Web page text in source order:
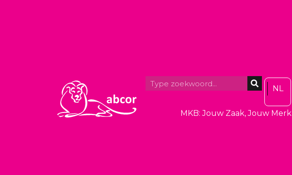
NL
MKB: Jouw Zaak, Jouw Merk